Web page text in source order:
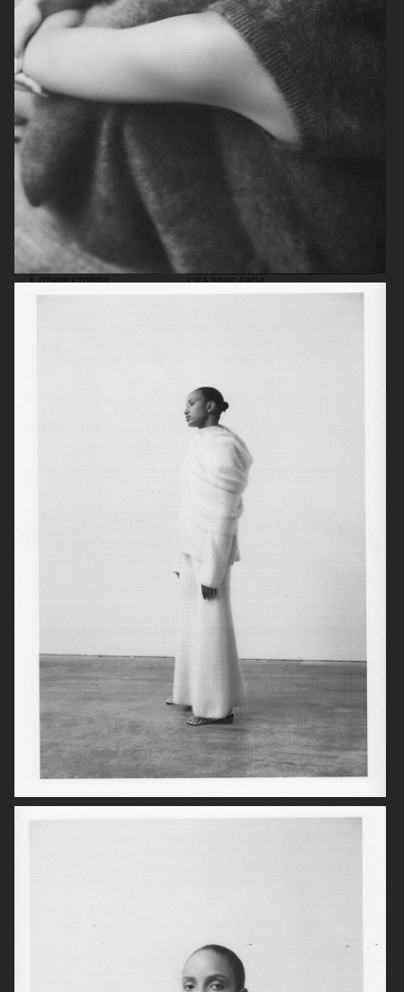
ARKET ARKET
& OTHER STORIES LISA YANG AW24
H&M MOVE
ARKET LISA YANG AW23